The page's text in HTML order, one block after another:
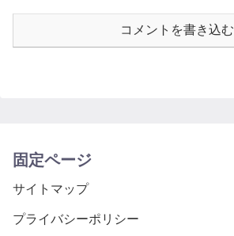
コメントを書き込む
固定ページ
サイトマップ
プライバシーポリシー